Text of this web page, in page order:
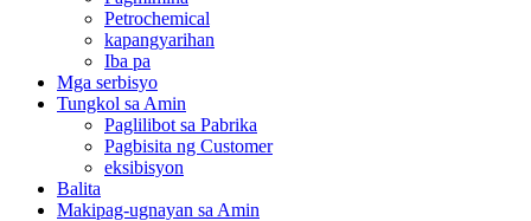
Petrochemical
kapangyarihan
Iba pa
Mga serbisyo
Tungkol sa Amin
Paglilibot sa Pabrika
Pagbisita ng Customer
eksibisyon
Balita
Makipag-ugnayan sa Amin